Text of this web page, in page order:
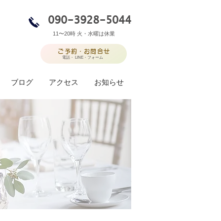
090-3928-5044
11〜20時​ 火・水曜は休業
ご予約・お問合せ
電話・ LINE・フォーム
ブログ アクセス お知らせ